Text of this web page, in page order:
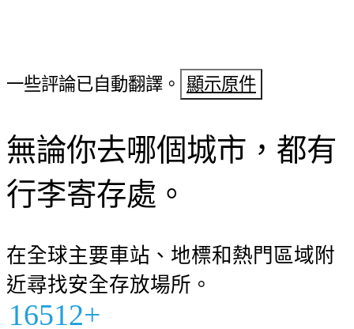
一些評論已自動翻譯。 顯示原件
無論你去哪個城市，都有
行李寄存處。
在全球主要車站、地標和熱門區域附
近尋找安全存放場所。
16512+